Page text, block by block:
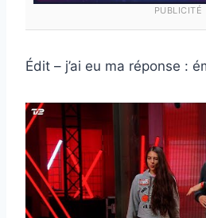
PUBLICITÉ
Édit – j’ai eu ma réponse :